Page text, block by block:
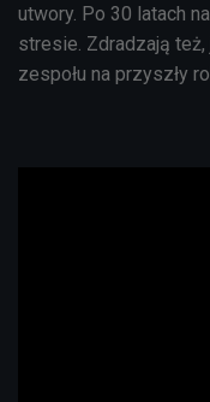
utwory. Po 30 latach
stresie. Zdradzają
zespołu na przyszły